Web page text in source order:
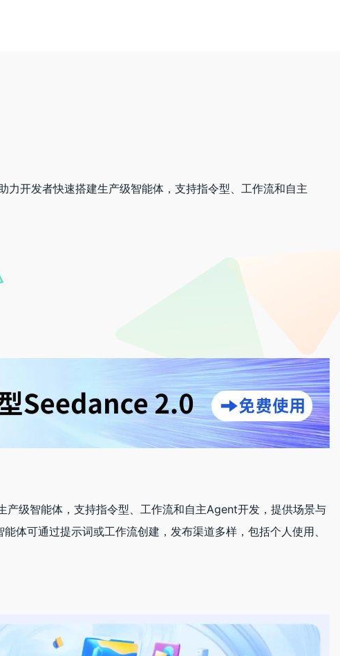
开发者快速搭建生产级智能体，支持指令型、工作流和自主
级智能体，支持指令型、工作流和自主Agent开发，提供场景与
体可通过提示词或工作流创建，发布渠道多样，包括个人使用、